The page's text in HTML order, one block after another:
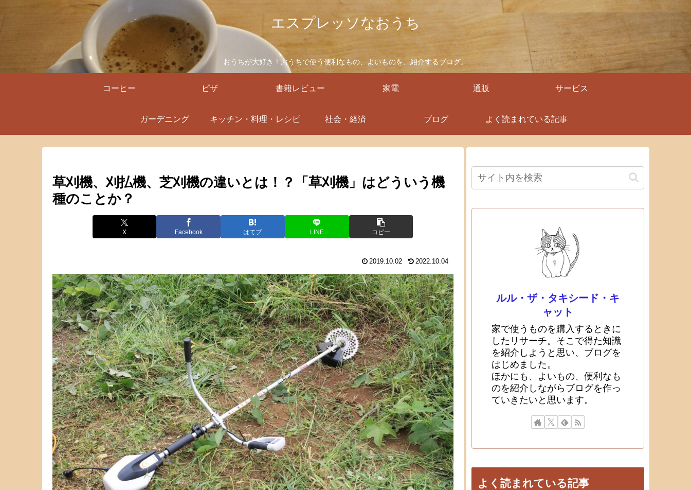
エスプレッソなおうち
おうちが大好き！おうちで使う便利なもの、よいものを、紹介するブログ。
コーヒー ピザ 書籍レビュー 家電 通販 サービス
ガーデニング キッチン・料理・レシピ 社会・経済 ブログ よく読まれている記事
草刈機、刈払機、芝刈機の違いとは！？「草刈機」はどういう機
種のことか？
X Facebook はてブ LINE コピー
2019.10.02 2022.10.04
ルル・ザ・タキシード・キ
ャット
家で使うものを購入するときに
したリサーチ。そこで得た知識
を紹介しようと思い、ブログを
はじめました。
ほかにも、よいもの、便利なも
のを紹介しながらブログを作っ
ていきたいと思います。
よく読まれている記事